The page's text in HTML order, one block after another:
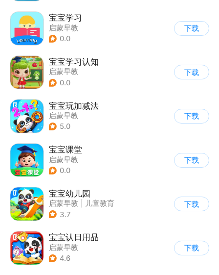
宝宝学习
启蒙早教
0.0
下载
宝宝学习认知
启蒙早教
0.0
下载
宝宝玩加减法
启蒙早教
5.0
下载
宝宝课堂
启蒙早教
0.0
下载
宝宝幼儿园
启蒙早教
儿童教育
3.7
下载
宝宝认日用品
启蒙早教
4.6
下载